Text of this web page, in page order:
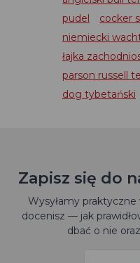
pudel
cocker
niemiecki
łajka
parson russell
dog tybetański
Zapisz się do
Wysyłamy
docenisz — jak
dbać o nie oraz